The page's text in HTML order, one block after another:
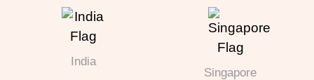
India
Singapore